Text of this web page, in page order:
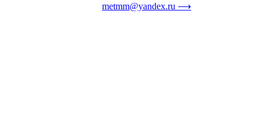
metmm@yandex.ru